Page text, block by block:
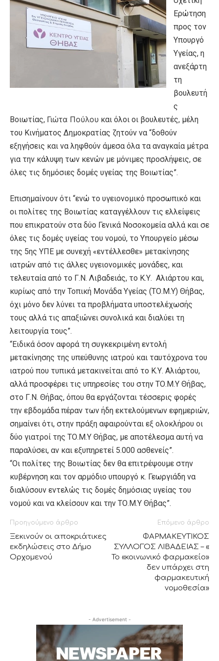
Ερώτηση
προς τον
Υπουργό
Υγείας, η
ανεξάρτη
τη
βουλευτή
ς
Βοιωτίας, Γιώτα Πούλου και όλοι οι βουλευτές, μέλη
του Κινήματος Δημοκρατίας ζητούν να “δοθούν
εξηγήσεις και να ληφθούν άμεσα όλα τα αναγκαία μέτρα
για την κάλυψη των κενών με μόνιμες προσλήψεις, σε
όλες τις δημόσιες δομές υγείας της Βοιωτίας”.
Επισημαίνουν ότι “ενώ το υγειονομικό προσωπικό και
οι πολίτες της Βοιωτίας καταγγέλλουν τις ελλείψεις
που επικρατούν στα δύο Γενικά Νοσοκομεία αλλά και σε
όλες τις δομές υγείας του νομού, το Υπουργείο μέσω
της 5ης ΥΠΕ με συνεχή «εντέλλεσθε» μετακίνησης
ιατρών από τις άλλες υγειονομικές μονάδες, και
τελευταία από το Γ.Ν. Λιβαδειάς, το Κ.Υ. Αλιάρτου και,
κυρίως από την Τοπική Μονάδα Υγείας (ΤΟ.Μ.Υ) Θήβας,
όχι μόνο δεν λύνει τα προβλήματα υποστελέχωσής
τους αλλά τις απαξιώνει συνολικά και διαλύει τη
λειτουργία τους”.
“Ειδικά όσον αφορά τη συγκεκριμένη εντολή
μετακίνησης της υπεύθυνης ιατρού και ταυτόχρονα του
ιατρού που τυπικά μετακινείται από το Κ.Υ. Αλιάρτου,
αλλά προσφέρει τις υπηρεσίες του στην ΤΟ.Μ.Υ Θήβας,
στο Γ.Ν. Θήβας, όπου θα εργάζονται τέσσερις φορές
την εβδομάδα πέραν των ήδη εκτελούμενων εφημεριών,
σημαίνει ότι, στην πράξη αφαιρούνται εξ ολοκλήρου οι
δύο γιατροί της ΤΟ.Μ.Υ Θήβας, με αποτέλεσμα αυτή να
παραλύσει, αν και εξυπηρετεί 5.000 ασθενείς”.
“Οι πολίτες της Βοιωτίας δεν θα επιτρέψουμε στην
κυβέρνηση και τον αρμόδιο υπουργό κ. Γεωργιάδη να
διαλύσουν εντελώς τις δομές δημόσιας υγείας του
νομού και να κλείσουν και την ΤΟ.Μ.Υ Θήβας”.
Προηγούμενο άρθρο
Ξεκινούν οι αποκριάτικες
εκδηλώσεις στο Δήμο
Ορχομενού
Επόμενο άρθρο
ΦΑΡΜΑΚΕΥΤΙΚΟΣ
ΣΥΛΛΟΓΟΣ ΛΙΒΑΔΕΙΑΣ – «
Το «κοινωνικό φαρμακείο»
δεν υπάρχει στη
φαρμακευτική
νομοθεσία»
- Advertisement -